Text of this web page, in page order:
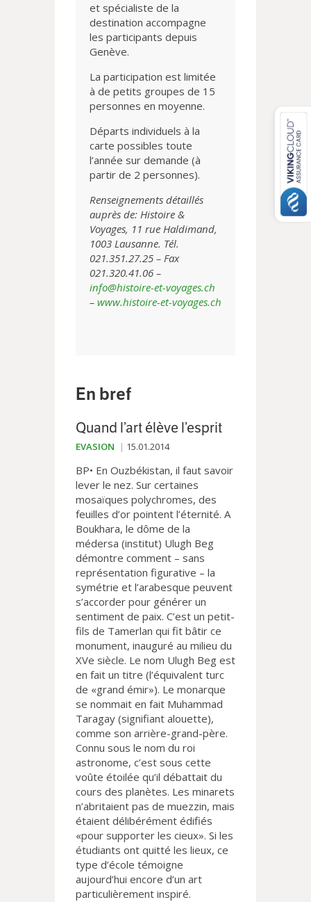
et spécialiste de la
destination accompagne
les participants depuis
Genève.
La participation est limitée
à de petits groupes de 15
personnes en moyenne.
Départs individuels à la
carte possibles toute
l’année sur demande (à
partir de 2 personnes).
Renseignements détaillés
auprès de: Histoire &
Voyages, 11 rue Haldimand,
1003 Lausanne. Tél.
021.351.27.25 – Fax
021.320.41.06 –
info@histoire-et-voyages.ch
– www.histoire-et-voyages.ch
En bref
Quand l’art élève l’esprit
EVASION 15.01.2014
BP• En Ouzbékistan, il faut savoir
lever le nez. Sur certaines
mosaïques polychromes, des
feuilles d’or pointent l’éternité. A
Boukhara, le dôme de la
médersa (institut) Ulugh Beg
démontre comment – sans
représentation figurative – la
symétrie et l’arabesque peuvent
s’accorder pour générer un
sentiment de paix. C’est un petit-
fils de Tamerlan qui fit bâtir ce
monument, inauguré au milieu du
XVe siècle. Le nom Ulugh Beg est
en fait un titre (l’équivalent turc
de «grand émir»). Le monarque
se nommait en fait Muhammad
Taragay (signifiant alouette),
comme son arrière-grand-père.
Connu sous le nom du roi
astronome, c’est sous cette
voûte étoilée qu’il débattait du
cours des planètes. Les minarets
n’abritaient pas de muezzin, mais
étaient délibérément édifiés
«pour supporter les cieux». Si les
étudiants ont quitté les lieux, ce
type d’école témoigne
aujourd’hui encore d’un art
particulièrement inspiré.